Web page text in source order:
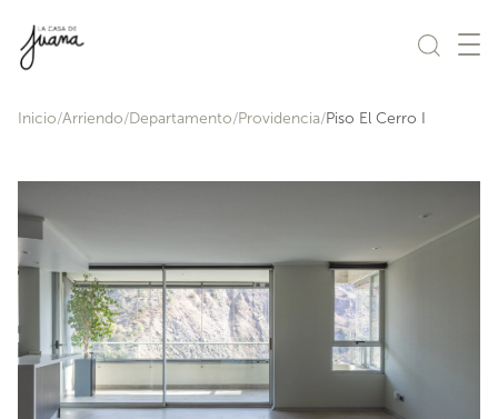
Inicio Arriendo Departamento Providencia Piso El Cerro I